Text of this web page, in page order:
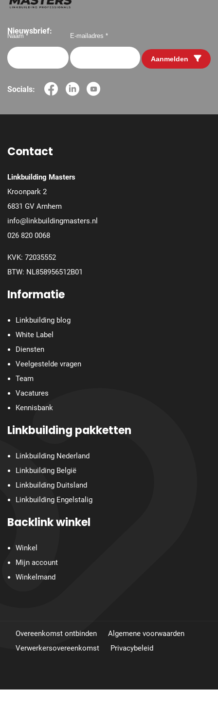
Nieuwsbrief:
Naam * E-mailadres *
Aanmelden
Socials:
Contact
Linkbuilding Masters
Kroonpark 2
6831 GV Arnhem
info@linkbuildingmasters.nl
026 820 0068
KVK: 72035552
BTW: NL858956512B01
Informatie
Linkbuilding blog
White Label
Diensten
Veelgestelde vragen
Team
Vacatures
Kennisbank
Linkbuilding pakketten
Linkbuilding Nederland
Linkbuilding België
Linkbuilding Duitsland
Linkbuilding Engelstalig
Backlink winkel
Winkel
Mijn account
Winkelmand
Overeenkomst ontbinden
Algemene voorwaarden
Verwerkersovereenkomst
Privacybeleid